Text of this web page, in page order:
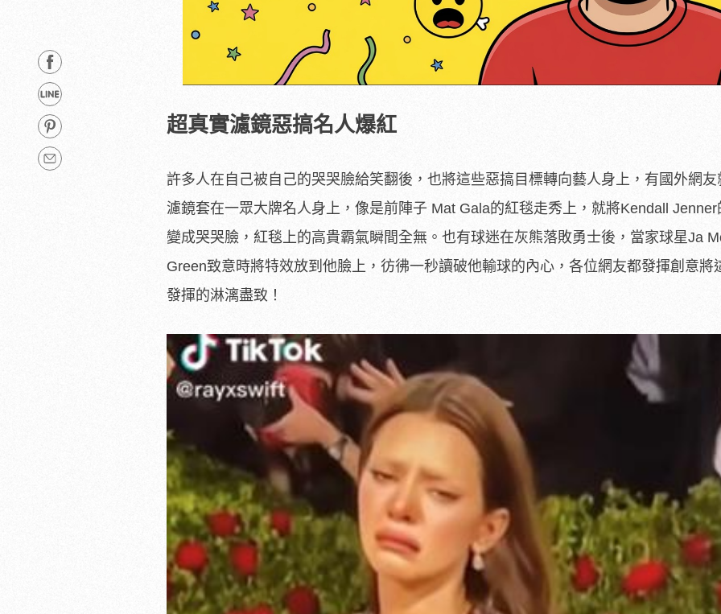
超真實濾鏡惡搞名人爆紅
許多人在自己被自己的哭哭臉給笑翻後，也將這些惡搞目標轉向藝人身上，有國外網友
濾鏡套在一眾大牌名人身上，像是前陣子 Mat Gala的紅毯走秀上，就將Kendall Jenner
變成哭哭臉，紅毯上的高貴霸氣瞬間全無。也有球迷在灰熊落敗勇士後，當家球星Ja
Green致意時將特效放到他臉上，彷彿一秒讀破他輸球的內心，各位網友都發揮創意將
發揮的淋漓盡致！